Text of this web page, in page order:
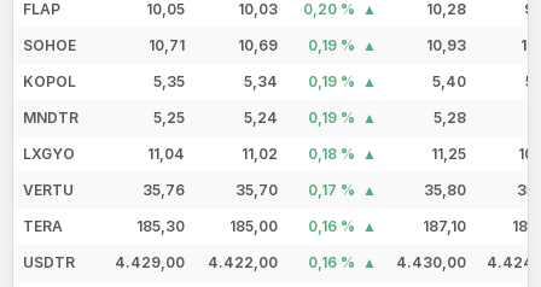
FLAP 10,05 10,03 0,20 % 10,28
SOHOE
10,71 10,69 0,19 % 10,93
KOPOL
5,35 5,34 0,19 % 5,40
MNDTR
5,25 5,24 0,19 % 5,28
LXGYO
11,04 11,02 0,18 % 11,25
VERTU
35,76 35,70 0,17 % 35,80
TERA
185,30 185,00 0,16 % 187,10
USDTR
4.429,00 4.422,00 0,16 % 4.430,00